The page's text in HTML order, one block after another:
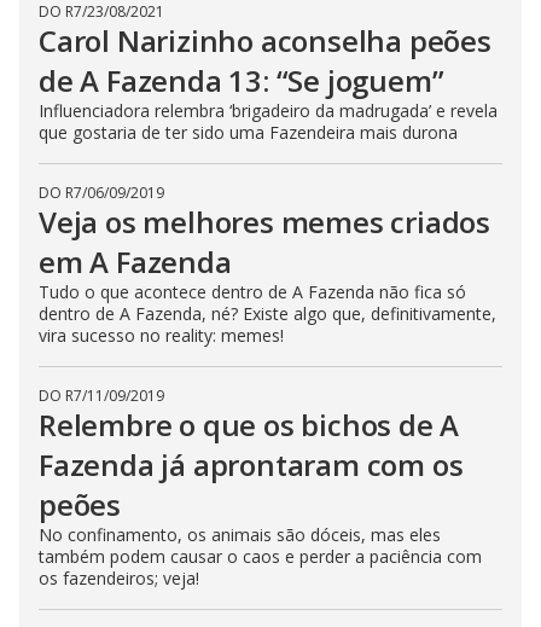
DO R7/23/08/2021
Carol Narizinho aconselha peões
de A Fazenda 13: “Se joguem”
Influenciadora relembra ‘brigadeiro da madrugada’ e revela
que gostaria de ter sido uma Fazendeira mais durona
DO R7/06/09/2019
Veja os melhores memes criados
em A Fazenda
Tudo o que acontece dentro de A Fazenda não fica só
dentro de A Fazenda, né? Existe algo que, definitivamente,
vira sucesso no reality: memes!
DO R7/11/09/2019
Relembre o que os bichos de A
Fazenda já aprontaram com os
peões
No confinamento, os animais são dóceis, mas eles
também podem causar o caos e perder a paciência com
os fazendeiros; veja!